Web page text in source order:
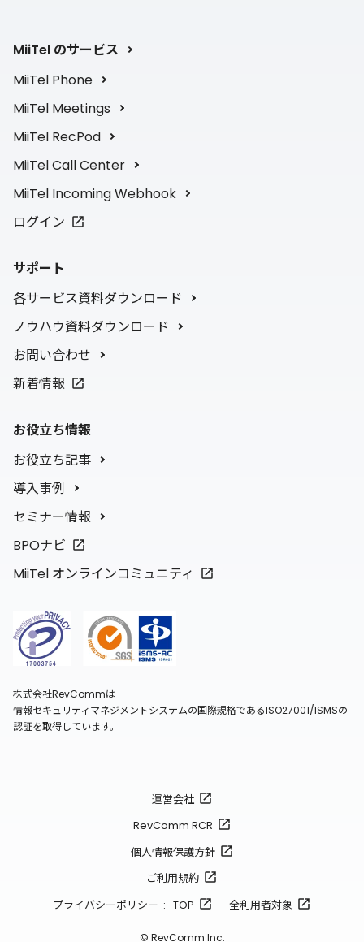
MiiTel のサービス
MiiTel Phone
MiiTel Meetings
MiiTel RecPod
MiiTel Call Center
MiiTel Incoming Webhook
ログイン
サポート
各サービス資料ダウンロード
ノウハウ資料ダウンロード
お問い合わせ
新着情報
お役立ち情報
お役立ち記事
導入事例
セミナー情報
BPOナビ
MiiTel オンラインコミュニティ
株式会社RevCommは
情報セキュリティマネジメントシステムの国際規格であるISO27001/ISMSの
認証を取得しています。
運営会社
RevComm RCR
個人情報保護方針
ご利用規約
プライバシーポリシー : TOP
全利用者対象
© RevComm Inc.